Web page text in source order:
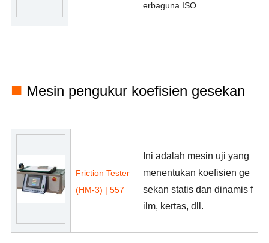
erbaguna ISO.
■ Mesin pengukur koefisien gesekan
Friction Tester
(HM-3) | 557
Ini adalah mesin uji yang
menentukan koefisien ge
sekan statis dan dinamis f
ilm, kertas, dll.